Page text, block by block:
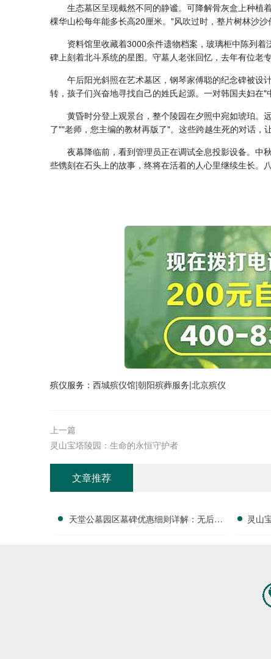
生态墓区呈现截然不同的静谧。可降解骨灰盒上种植
棵华山松每年能多长高20厘米。"风吹过时，整片树林沙沙
资料馆里收藏着3000余件遗物档案，玻璃柜中陈列
碑上刻着北斗系统的星图。守墓人老张回忆，去年有位老
午后阳光斜照在艺术墓区，钢琴家傅聪的纪念碑被设
转，孩子们兴奋地寻找自己的姓氏起源。一对韩国夫妇在
黄昏时分登上观景台，整个陵园在夕照中宛如琥珀。
了""老师，您主编的教材再版了"。这些跨越生死的对话，
夜幕降临前，看到管理员正在调试全息投影设备。
些镌刻在石头上的故事，终将在活着的人心里继续生长。
殡仪服务： 西城殡仪馆|朝阳殡葬服务|北京殡仪
上一篇
灵山宝塔陵园：生命的永恒守护者
文章推荐
天堂公墓园区墓碑优惠细则详解：无后期
灵山